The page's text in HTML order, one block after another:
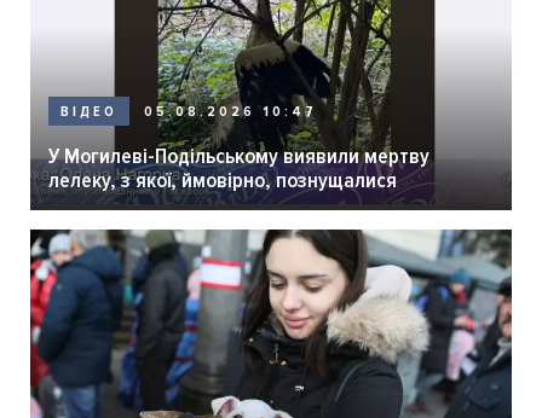
ВІДЕО 05.08.2026 10:47
У Могилеві-Подільському виявили мертву
лелеку, з якої, ймовірно, познущалися